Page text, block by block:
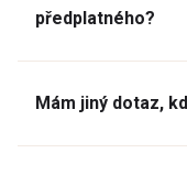
předplatného?
Mám jiný dotaz,